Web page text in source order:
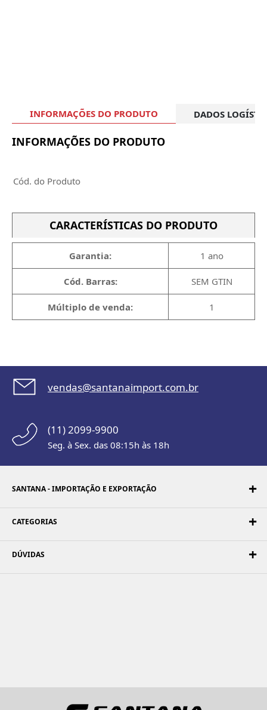
INFORMAÇÕES DO PRODUTO DADOS
INFORMAÇÕES DO PRODUTO
Cód. do Produto
CARACTERÍSTICAS DO PRODUTO
Garantia: 1 ano
Cód. Barras: SEM GTIN
Múltiplo de venda: 1
vendas@santanaimport.com.br
(11) 2099-9900
Seg. à Sex. das 08:15h às 18h
SANTANA - IMPORTAÇÃO E EXPORTAÇÃO
CATEGORIAS
DÚVIDAS